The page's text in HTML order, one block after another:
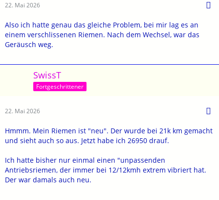
22. Mai 2026
Also ich hatte genau das gleiche Problem, bei mir lag es an
einem verschlissenen Riemen. Nach dem Wechsel, war das
Geräusch weg.
SwissT
Fortgeschrittener
22. Mai 2026
Hmmm. Mein Riemen ist "neu". Der wurde bei 21k km gemacht
und sieht auch so aus. Jetzt habe ich 26950 drauf.
Ich hatte bisher nur einmal einen "unpassenden
Antriebsriemen, der immer bei 12/12kmh extrem vibriert hat.
Der war damals auch neu.